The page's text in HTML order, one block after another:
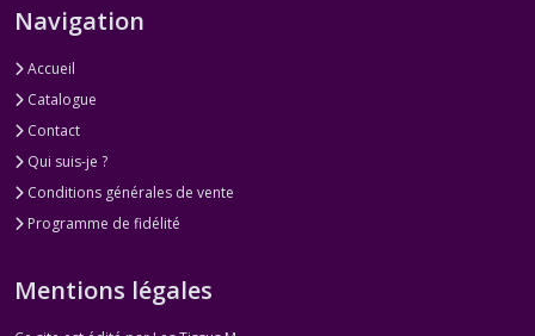
Navigation
Accueil
Catalogue
Contact
Qui suis-je ?
Conditions générales de vente
Programme de fidélité
Mentions légales